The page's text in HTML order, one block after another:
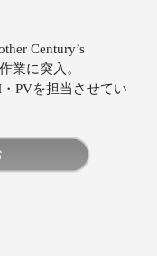
Century’s
業に突入。
PVを担当させてい